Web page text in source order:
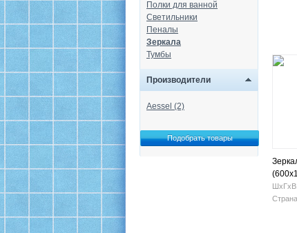
Полки для ванной
Светильники
Пеналы
Зеркала
Тумбы
Производители
Aessel (2)